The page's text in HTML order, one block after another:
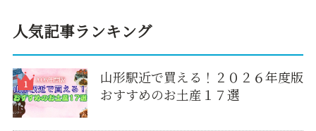
人気記事ランキング
山形駅近で買える！２０２６年度版
おすすめのお土産１７選